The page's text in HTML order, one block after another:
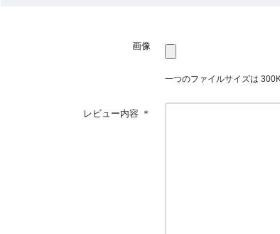
画像
一つのファイルサイズは
レビュー内容 ＊